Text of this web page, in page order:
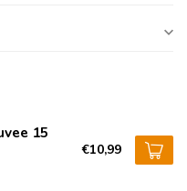
15
€10,99